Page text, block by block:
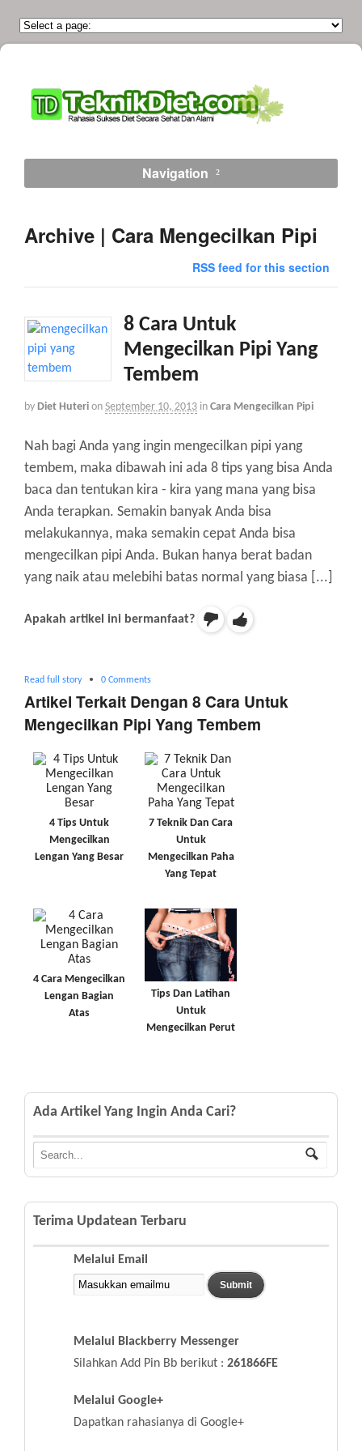
Navigation
Archive | Cara Mengecilkan Pipi
RSS feed for this section
8 Cara Untuk
Mengecilkan Pipi Yang
Tembem
by Diet Huteri on September 10, 2013 in Cara Mengecilkan Pipi
Nah bagi Anda yang ingin mengecilkan pipi yang
tembem, maka dibawah ini ada 8 tips yang bisa Anda
baca dan tentukan kira - kira yang mana yang bisa
Anda terapkan. Semakin banyak Anda bisa
melakukannya, maka semakin cepat Anda bisa
mengecilkan pipi Anda. Bukan hanya berat badan
yang naik atau melebihi batas normal yang biasa [...]
Apakah artikel ini bermanfaat?
Read full story • 0 Comments
Artikel Terkait Dengan 8 Cara Untuk
Mengecilkan Pipi Yang Tembem
4 Tips Untuk
Mengecilkan
Lengan Yang Besar
7 Teknik Dan Cara
Untuk
Mengecilkan Paha
Yang Tepat
4 Cara Mengecilkan
Lengan Bagian
Atas
Tips Dan Latihan
Untuk
Mengecilkan Perut
Ada Artikel Yang Ingin Anda Cari?
Terima Updatean Terbaru
Melalui Email
Melalui Blackberry Messenger
Silahkan Add Pin Bb berikut : 261866FE
Melalui Google+
Dapatkan rahasianya di Google+